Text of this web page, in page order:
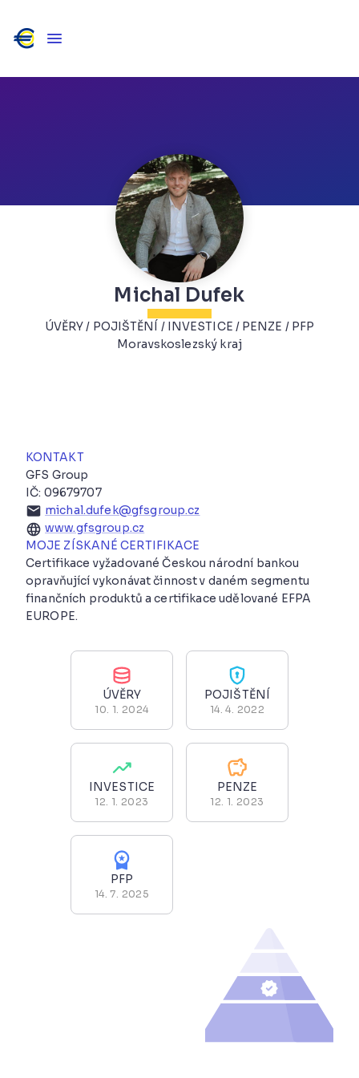
Michal Dufek
ÚVĚRY / POJIŠTĚNÍ / INVESTICE / PENZE / PFP
Moravskoslezský kraj
KONTAKT
GFS Group
IČ: 09679707
michal.dufek@gfsgroup.cz
www.gfsgroup.cz
MOJE ZÍSKANÉ CERTIFIKACE
Certifikace vyžadované Českou národní bankou
opravňující vykonávat činnost v daném segmentu
finančních produktů a certifikace udělované EFPA
EUROPE.
ÚVĚRY
10. 1. 2024
POJIŠTĚNÍ
14. 4. 2022
INVESTICE
12. 1. 2023
PENZE
12. 1. 2023
PFP
14. 7. 2025